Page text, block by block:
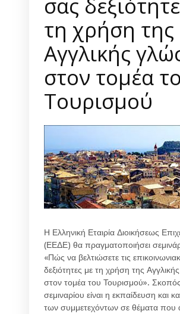
τη χρήση της
Αγγλικής
στον τομέα
Τουρισμού
Η Ελληνική Εταιρία Διοικήσεως
(ΕΕΔΕ) θα πραγματοποιήσει
«Πώς να βελτιώσετε τις
δεξιότητες με τη χρήση της
στον τομέα του Τουρισμού».
σεμιναρίου είναι η εκπαίδευση και
των συμμετεχόντων σε θέματα που